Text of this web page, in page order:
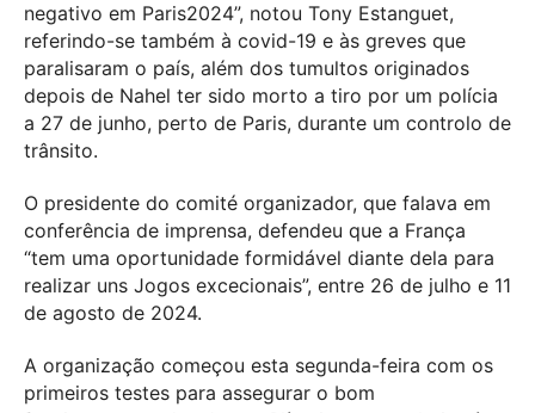
negativo em Paris2024”, notou Tony Estanguet,
referindo-se também à covid-19 e às greves que
paralisaram o país, além dos tumultos originados
depois de Nahel ter sido morto a tiro por um polícia
a 27 de junho, perto de Paris, durante um controlo de
trânsito.
O presidente do comité organizador, que falava em
conferência de imprensa, defendeu que a França
“tem uma oportunidade formidável diante dela para
realizar uns Jogos excecionais”, entre 26 de julho e 11
de agosto de 2024.
A organização começou esta segunda-feira com os
primeiros testes para assegurar o bom